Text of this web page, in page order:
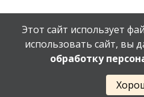
© Орехово-Зуевский
Сайт создан
Этот сайт использует
использовать сайт, вы
обработку